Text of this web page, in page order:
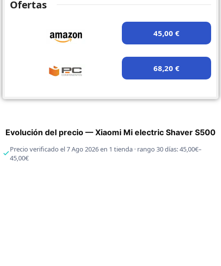
Ofertas
45,00 €
68,20 €
Evolución del precio — Xiaomi Mi electric Shaver S500
Precio verificado el 7 Ago 2026 en 1 tienda · rango 30 días: 45,00€–
45,00€